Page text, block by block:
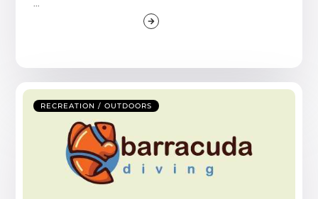
RECREATION / OUTDOORS